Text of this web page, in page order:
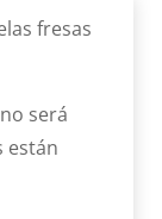
fresas
será
están